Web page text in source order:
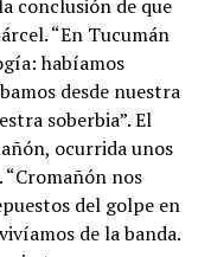
conclusión de que
“En Tucumán
habíamos
desde nuestra
soberbia”. El
ocurrida unos
nos
del golpe en
de la banda.